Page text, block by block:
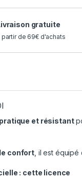
gratuite
partir de 69€ d'achats
et résistant
confort, il est équipé
: cette licence